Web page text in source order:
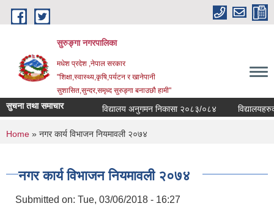
Skip to main content
सुरुङ्‍गा नगरपालिका
मधेश प्रदेश ,नेपाल सरकार
"शिक्षा,स्वास्थ्य,कृषि,पर्यटन र खानेपानी
सुशासित,सुन्दर,समृध्द सुरुङ्गा बनाउछौ हामी"
सुचना तथा समाचार विद्यालय अनुगमन निकासा २०८३/०८४
You are here
Home » नगर कार्य विभाजन नियमावली २०७४
नगर कार्य विभाजन नियमावली २०७४
Submitted on: Tue, 03/06/2018 - 16:27